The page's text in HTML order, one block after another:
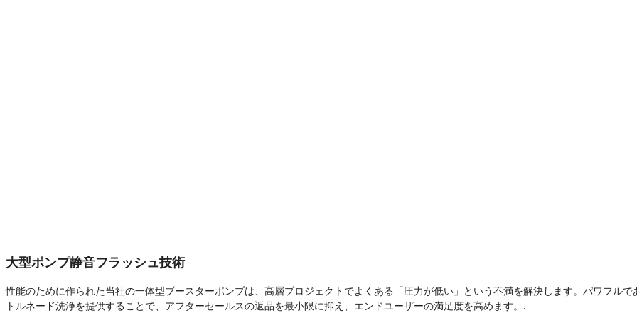
大型ポンプ静音フラッシュ技術
性能のために作られた当社の一体型ブースターポンプは、高層プロジェクトでよくある「圧力が低い」という不満を解決します。パワフルで
トルネード洗浄を提供することで、アフターセールスの返品を最小限に抑え、エンドユーザーの満足度を高めます。.